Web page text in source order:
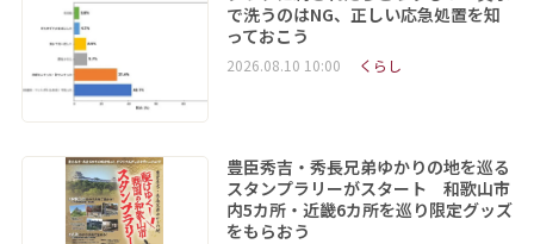
で洗うのはNG、正しい応急処置を知
っておこう
2026.08.10 10:00 くらし
豊臣秀吉・秀長兄弟ゆかりの地を巡る
スタンプラリーがスタート 和歌山市
内5カ所・近畿6カ所を巡り限定グッズ
をもらおう